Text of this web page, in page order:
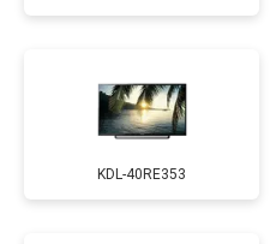
KDL-40RE353